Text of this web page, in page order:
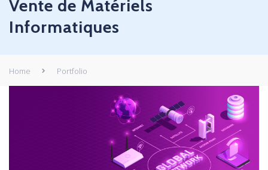
Vente de Matériels
Informatiques
Home Portfolio